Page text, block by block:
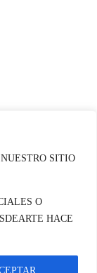
SITIO
O
HACE
y artistas